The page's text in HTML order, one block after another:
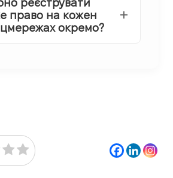
реєструвати
право на кожен
окремо?